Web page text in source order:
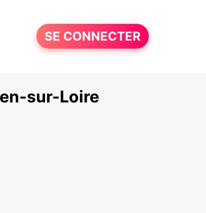
SE CONNECTER
sur-Loire